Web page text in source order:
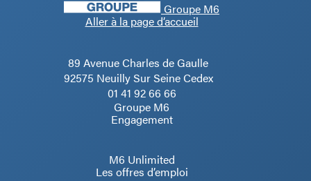
Groupe M6
Aller à la page d’accueil
89 Avenue Charles de Gaulle
92575 Neuilly Sur Seine Cedex
01 41 92 66 66
Groupe M6
Engagement
M6 Unlimited
Les offres d’emploi